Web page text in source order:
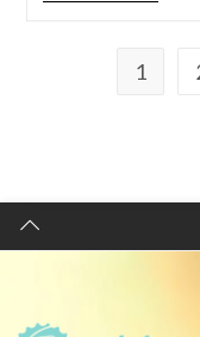
1